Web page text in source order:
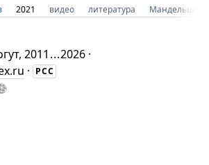
2021 видео литература Мандельштам
, 2011 ...2026 ·
· РСС